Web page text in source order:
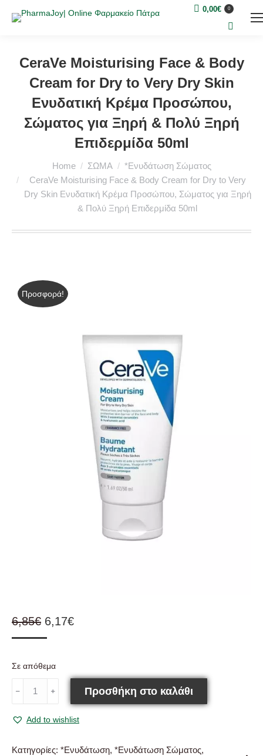
0,00€ 0
Search:
CeraVe Moisturising Face & Body
Cream for Dry to Very Dry Skin
Ενυδατική Κρέμα Προσώπου,
Σώματος για Ξηρή & Πολύ Ξηρή
Επιδερμίδα 50ml
Home ΣΩΜΑ
*Ενυδάτωση Σώματος
CeraVe Moisturising Face & Body Cream for Dry to Very
Dry Skin Ενυδατική Κρέμα Προσώπου, Σώματος για Ξηρή
& Πολύ Ξηρή Επιδερμίδα 50ml
Προσφορά!
6,85€ Original
price
6,85€.
6,17€Η
είναι:
6,17€.
Σε απόθεμα
Moisturising
&
Cream
﹣ ﹢ Προσθήκη στο καλάθι
Add to wishlist
Κατηγορίες: *Ενυδάτωση, *Ενυδάτωση Σώματος,